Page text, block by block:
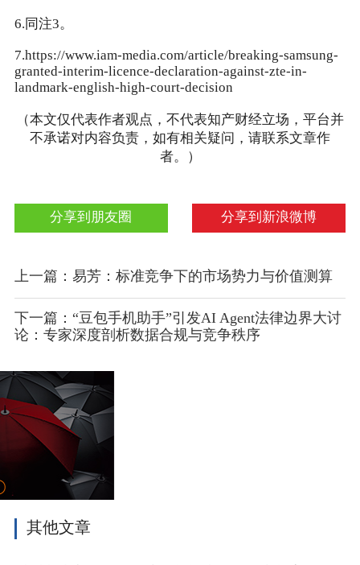
6.同注3。
7.https://www.iam-media.com/article/breaking-samsung-
granted-interim-licence-declaration-against-zte-in-
landmark-english-high-court-decision
（本文仅代表作者观点，不代表知产财经立场，平台并
不承诺对内容负责，如有相关疑问，请联系文章作
者。）
分享到新浪微博
分享到朋友圈
上一篇：易芳：标准竞争下的市场势力与价值测算
下一篇：“豆包手机助手”引发AI Agent法律边界大讨
论：专家深度剖析数据合规与竞争秩序
其他文章